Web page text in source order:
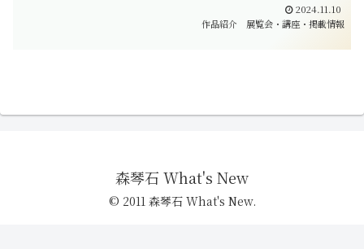
2024.11.10
作品紹介
展覧会・講座・掲載情報
森琴石 What's New
© 2011 森琴石 What's New.